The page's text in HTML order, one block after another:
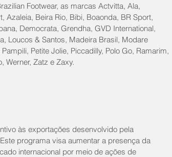
Footwear, as marcas Actvitta, Ala,
Beira Rio, Bibi, Boaonda, BR Sport,
Democrata, Grendha, GVD International,
Loucos & Santos, Madeira Brasil, Modare
Petite Jolie, Piccadilly, Polo Go, Ramarim,
Werner, Zatz e Zaxy.
às exportações desenvolvido pela
programa visa aumentar a presença da
internacional por meio de ações de